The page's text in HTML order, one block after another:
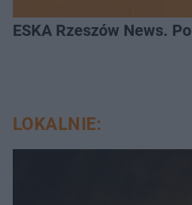
ESKA Rzeszów News.
LOKALNIE: